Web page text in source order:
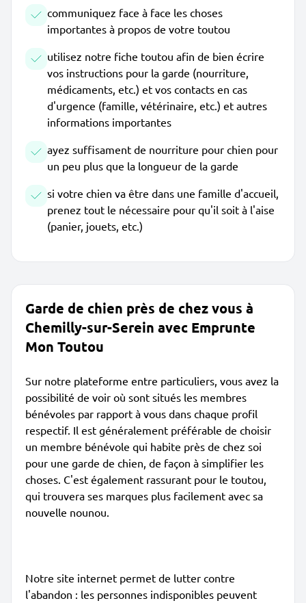
communiquez face à face les choses
importantes à propos de votre toutou
utilisez notre fiche toutou afin de bien écrire
vos instructions pour la garde (nourriture,
médicaments, etc.) et vos contacts en cas
d'urgence (famille, vétérinaire, etc.) et autres
informations importantes
ayez suffisament de nourriture pour chien pour
un peu plus que la longueur de la garde
si votre chien va être dans une famille d'accueil,
prenez tout le nécessaire pour qu'il soit à l'aise
(panier, jouets, etc.)
Garde de chien près de chez vous à
Chemilly-sur-Serein avec Emprunte
Mon Toutou
Sur notre plateforme entre particuliers, vous avez la
possibilité de voir où sont situés les membres
bénévoles par rapport à vous dans chaque profil
respectif. Il est généralement préférable de choisir
un membre bénévole qui habite près de chez soi
pour une garde de chien, de façon à simplifier les
choses. C'est également rassurant pour le toutou,
qui trouvera ses marques plus facilement avec sa
nouvelle nounou.
Notre site internet permet de lutter contre
l'abandon : les personnes indisponibles peuvent